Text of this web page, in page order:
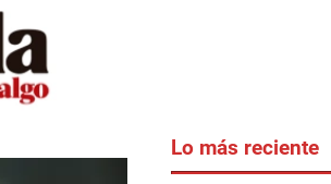
Lo más reciente